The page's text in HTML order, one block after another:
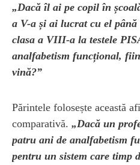
„Dacă îl ai pe copil în
a V-a și ai lucrat cu el
clasa a VIII-a la testele
analfabetism funcțional,
vină?”
Părintele folosește această
comparativă. „Dacă un
patru ani de analfabetism
pentru un sistem care timp